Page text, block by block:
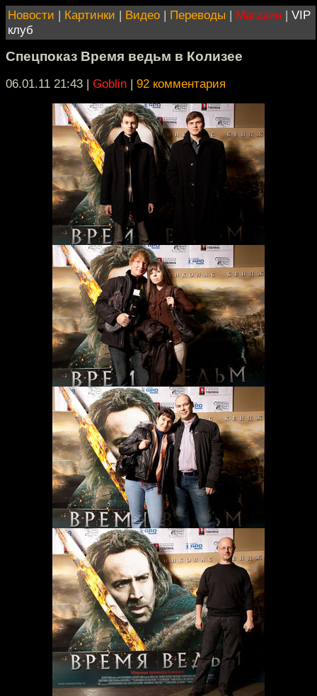
Новости | Картинки | Видео | Переводы | Магазин | VIP
клуб
Спецпоказ Время ведьм в Колизее
06.01.11 21:43 | Goblin | 92 комментария